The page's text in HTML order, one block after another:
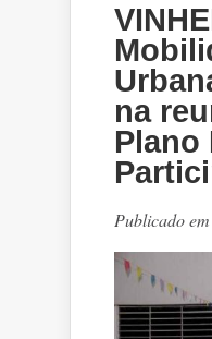
na
Plano
Publicado